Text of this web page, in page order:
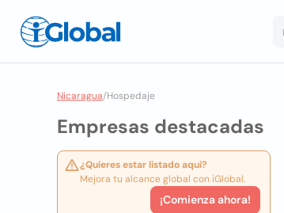
Nicaragua/Hospedaje
Empresas destacadas
¿Quieres estar listado aquí?
Mejora tu alcance global con iGlobal.
¡Comienza ahora!